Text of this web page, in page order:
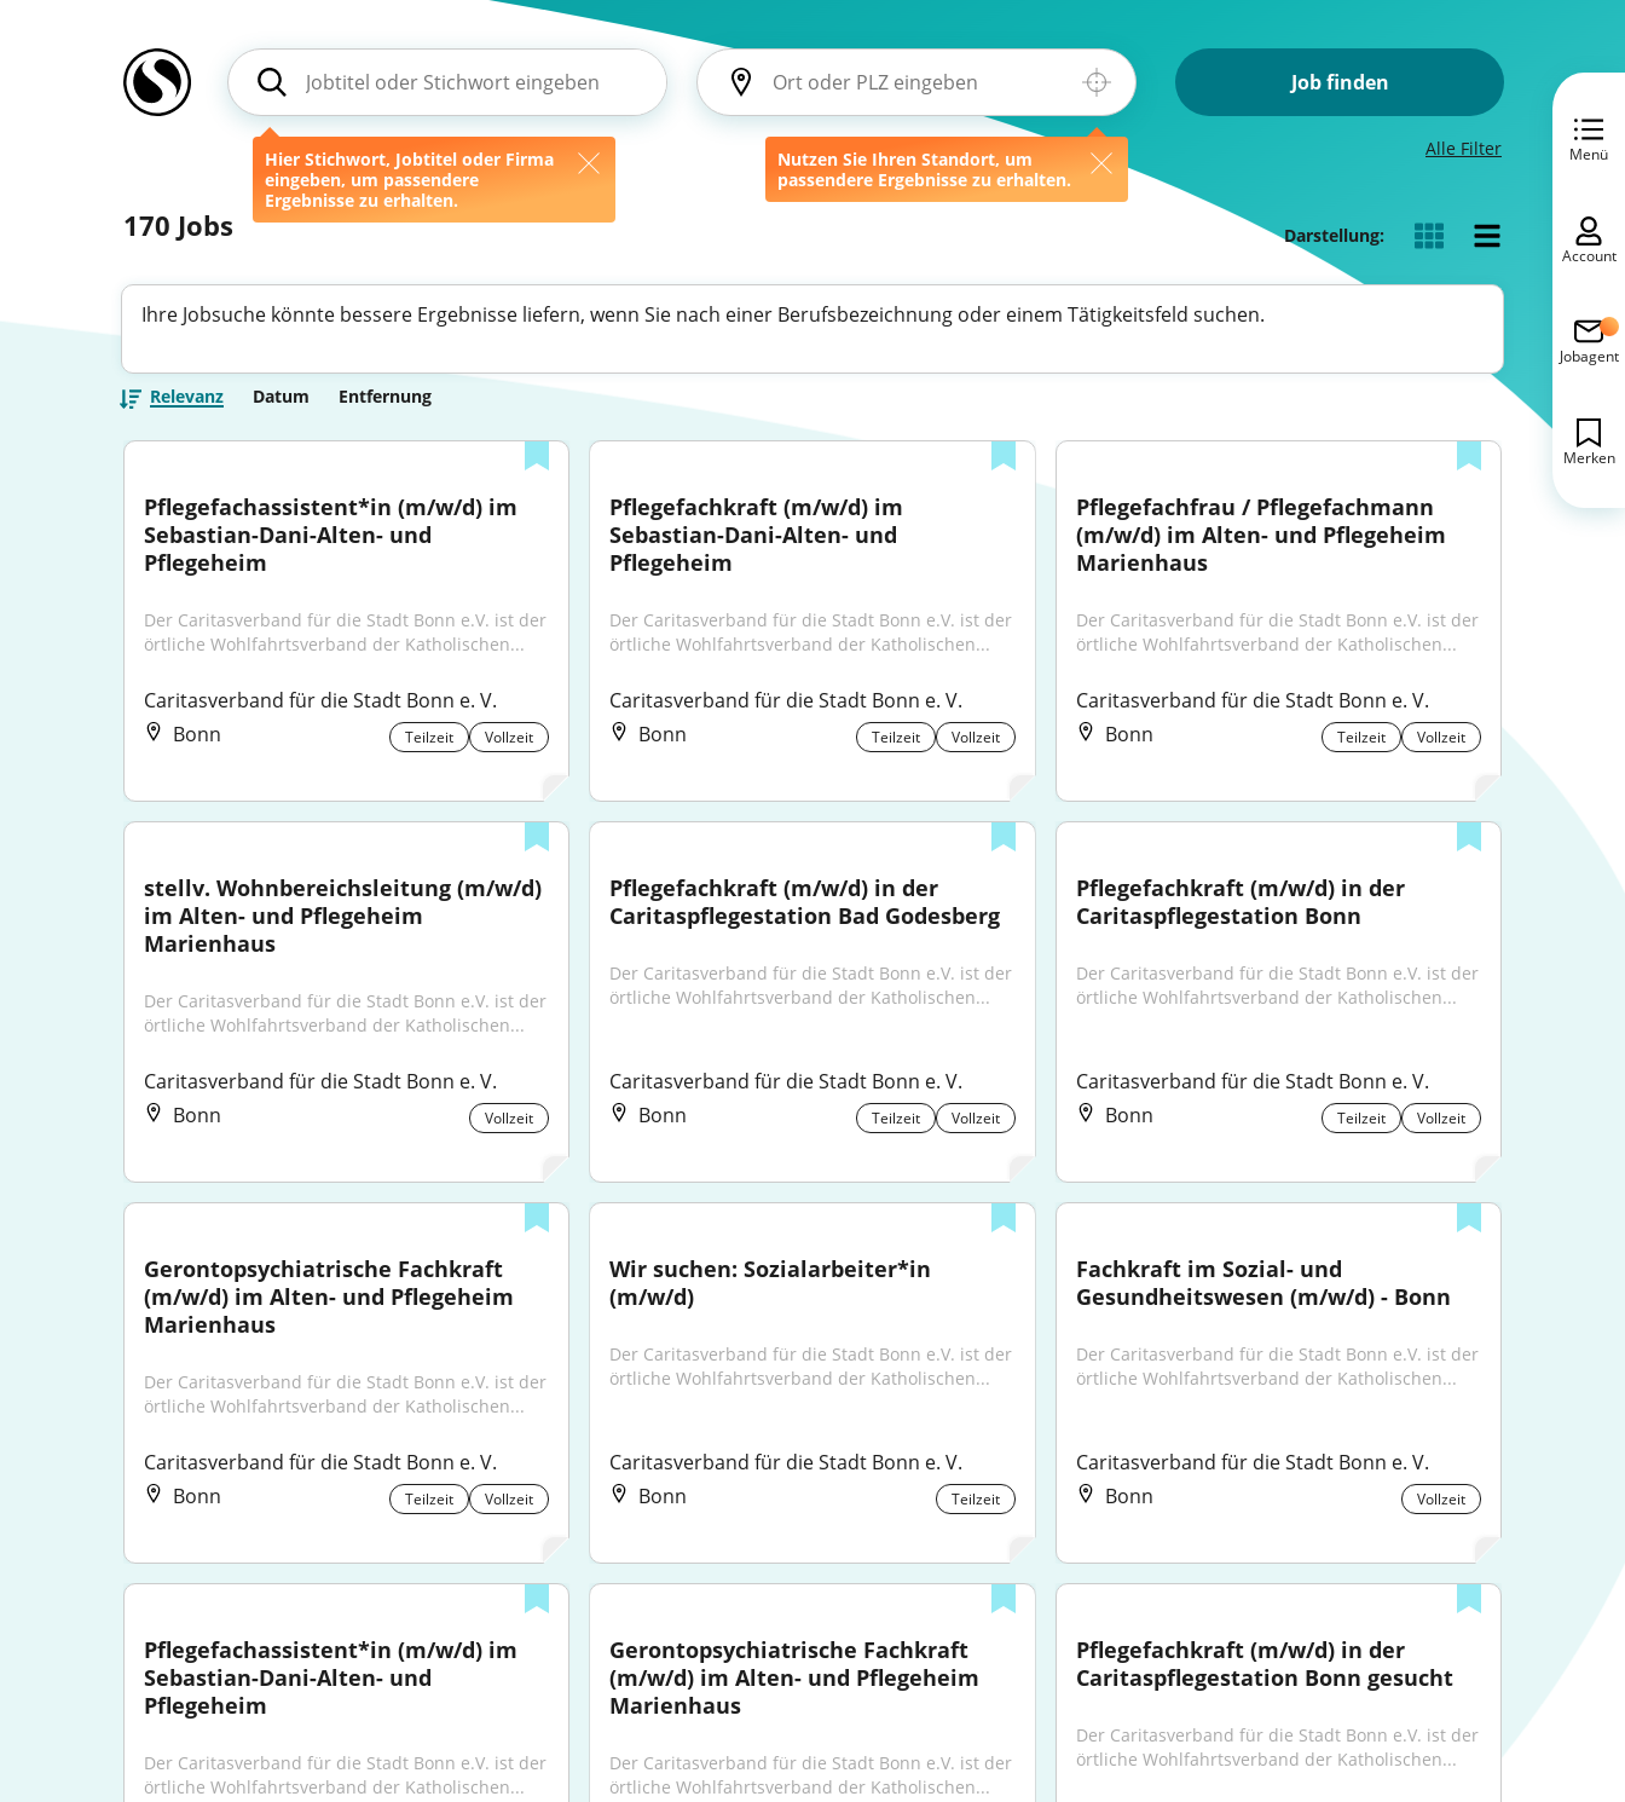
Hier Stichwort, Jobtitel oder Firma
eingeben, um passendere
Ergebnisse zu erhalten.
Nutzen Sie Ihren Standort, um
passendere Ergebnisse zu erhalten.
Job finden
Alle Filter
170 Jobs Darstellung:
Ihre Jobsuche könnte bessere Ergebnisse liefern, wenn Sie nach einer Berufsbezeichnung oder einem Tätigkeitsfeld suchen.
Relevanz Datum Entfernung
Pflegefachassistent*in (m/w/d) im
Sebastian-Dani-Alten- und
Pflegeheim
Der Caritasverband für die Stadt Bonn e.V. ist der
örtliche Wohlfahrtsverband der Katholischen...
Caritasverband für die Stadt Bonn e. V.
Bonn
Teilzeit Vollzeit
Pflegefachkraft (m/w/d) im
Sebastian-Dani-Alten- und
Pflegeheim
Der Caritasverband für die Stadt Bonn e.V. ist der
örtliche Wohlfahrtsverband der Katholischen...
Caritasverband für die Stadt Bonn e. V.
Bonn
Teilzeit Vollzeit
Pflegefachfrau / Pflegefachmann
(m/w/d) im Alten- und Pflegeheim
Marienhaus
Der Caritasverband für die Stadt Bonn e.V. ist der
örtliche Wohlfahrtsverband der Katholischen...
Caritasverband für die Stadt Bonn e. V.
Bonn
Teilzeit Vollzeit
stellv. Wohnbereichsleitung (m/w/d)
im Alten- und Pflegeheim
Marienhaus
Der Caritasverband für die Stadt Bonn e.V. ist der
örtliche Wohlfahrtsverband der Katholischen...
Caritasverband für die Stadt Bonn e. V.
Bonn
Vollzeit
Pflegefachkraft (m/w/d) in der
Caritaspflegestation Bad Godesberg
Der Caritasverband für die Stadt Bonn e.V. ist der
örtliche Wohlfahrtsverband der Katholischen...
Caritasverband für die Stadt Bonn e. V.
Bonn
Teilzeit Vollzeit
Pflegefachkraft (m/w/d) in der
Caritaspflegestation Bonn
Der Caritasverband für die Stadt Bonn e.V. ist der
örtliche Wohlfahrtsverband der Katholischen...
Caritasverband für die Stadt Bonn e. V.
Bonn
Teilzeit Vollzeit
Gerontopsychiatrische Fachkraft
(m/w/d) im Alten- und Pflegeheim
Marienhaus
Der Caritasverband für die Stadt Bonn e.V. ist der
örtliche Wohlfahrtsverband der Katholischen...
Caritasverband für die Stadt Bonn e. V.
Bonn
Teilzeit Vollzeit
Wir suchen: Sozialarbeiter*in
(m/w/d)
Der Caritasverband für die Stadt Bonn e.V. ist der
örtliche Wohlfahrtsverband der Katholischen...
Caritasverband für die Stadt Bonn e. V.
Bonn
Teilzeit
Fachkraft im Sozial- und
Gesundheitswesen (m/w/d) - Bonn
Der Caritasverband für die Stadt Bonn e.V. ist der
örtliche Wohlfahrtsverband der Katholischen...
Caritasverband für die Stadt Bonn e. V.
Bonn
Vollzeit
Pflegefachassistent*in (m/w/d) im
Sebastian-Dani-Alten- und
Pflegeheim
Der Caritasverband für die Stadt Bonn e.V. ist der
örtliche Wohlfahrtsverband der Katholischen...
Gerontopsychiatrische Fachkraft
(m/w/d) im Alten- und Pflegeheim
Marienhaus
Der Caritasverband für die Stadt Bonn e.V. ist der
örtliche Wohlfahrtsverband der Katholischen...
Pflegefachkraft (m/w/d) in der
Caritaspflegestation Bonn gesucht
Der Caritasverband für die Stadt Bonn e.V. ist der
örtliche Wohlfahrtsverband der Katholischen...
Menü
Account
Jobagent
Merken